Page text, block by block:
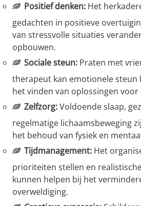
Positief denken:Het
gedachten in positieve
van stressvolle situaties
opbouwen.
Sociale steun:Praten met
therapeut kan emotionele steun
het vinden van oplossingen
Zelfzorg:Voldoende slaap,
regelmatige lichaamsbeweging
het behoud van fysiek en
Tijdmanagement:Het
prioriteiten stellen en
kunnen helpen bij het
overweldiging.